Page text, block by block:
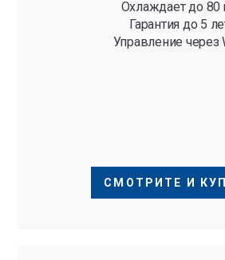
Охлаждает до 80
Гарантия до 5
Управление через
СМОТРИТЕ И